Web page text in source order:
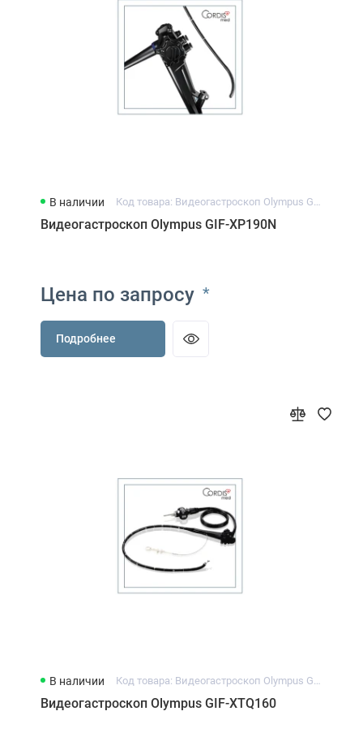
В наличии Код товара: Видеогастроскоп Olympus GIF-XP190N
Видеогастроскоп Olympus GIF-XP190N
Цена по запросу *
Подробнее
В наличии Код товара: Видеогастроскоп Olympus GIF-XTQ160
Видеогастроскоп Olympus GIF-XTQ160